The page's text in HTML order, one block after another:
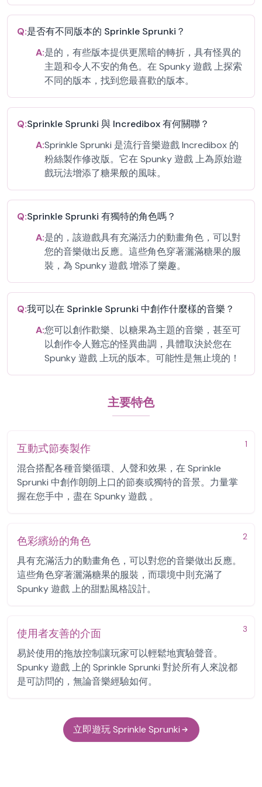
Q:是否有不同版本的 Sprinkle Sprunki？
A:是的，有些版本提供更黑暗的轉折，具有怪異的
主題和令人不安的角色。在 Spunky 遊戲 上探索
不同的版本，找到您最喜歡的版本。
Q:Sprinkle Sprunki 與 Incredibox 有何關聯？
A:Sprinkle Sprunki 是流行音樂遊戲 Incredibox 的
粉絲製作修改版。它在 Spunky 遊戲 上為原始遊
戲玩法增添了糖果般的風味。
Q:Sprinkle Sprunki 有獨特的角色嗎？
A:是的，該遊戲具有充滿活力的動畫角色，可以對
您的音樂做出反應。這些角色穿著灑滿糖果的服
裝，為 Spunky 遊戲 增添了樂趣。
Q:我可以在 Sprinkle Sprunki 中創作什麼樣的音樂？
A:您可以創作歡樂、以糖果為主題的音樂，甚至可
以創作令人難忘的怪異曲調，具體取決於您在
Spunky 遊戲 上玩的版本。可能性是無止境的！
主要特色
1
互動式節奏製作
混合搭配各種音樂循環、人聲和效果，在 Sprinkle
Sprunki 中創作朗朗上口的節奏或獨特的音景。力量掌
握在您手中，盡在 Spunky 遊戲 。
2
色彩繽紛的角色
具有充滿活力的動畫角色，可以對您的音樂做出反應。
這些角色穿著灑滿糖果的服裝，而環境中則充滿了
Spunky 遊戲 上的甜點風格設計。
3
使用者友善的介面
易於使用的拖放控制讓玩家可以輕鬆地實驗聲音。
Spunky 遊戲 上的 Sprinkle Sprunki 對於所有人來說都
是可訪問的，無論音樂經驗如何。
立即遊玩 Sprinkle Sprunki